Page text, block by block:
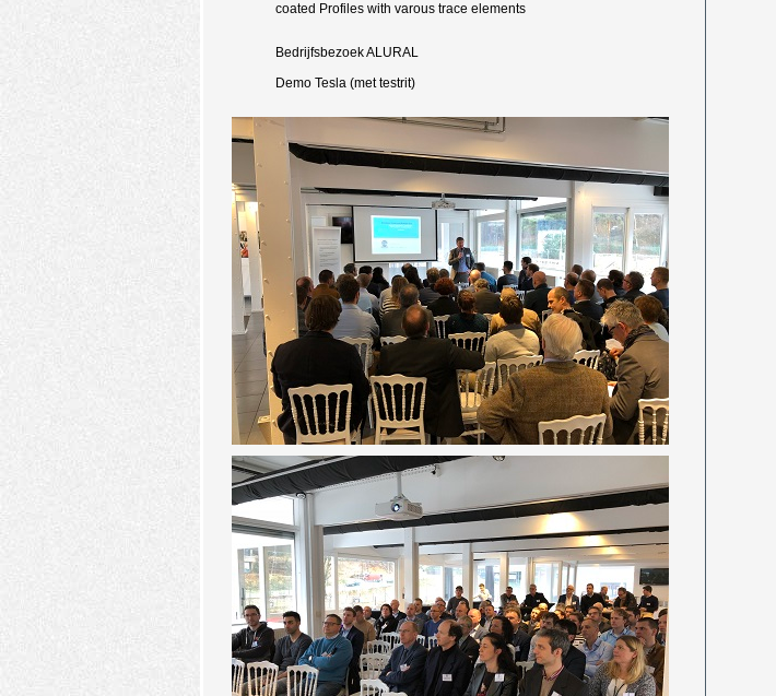
coated Profiles with varous trace elements
Bedrijfsbezoek ALURAL
Demo Tesla (met testrit)